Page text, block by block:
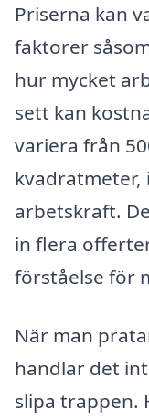
Priserna kan
faktorer
hur mycket
sett kan
variera från
kvadratmeter,
arbetskraft.
in flera
förståelse för
När man
handlar det
slipa trappen.